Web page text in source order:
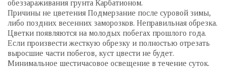
обеззараживания грунта Карбатионом.
Причины не цветения Подмерзание после суровой зимы,
либо поздних весенних заморозков. Неправильная обрезка.
Цветки появляются на молодых побегах прошлого года.
Если произвести жесткую обрезку и полностью отрезать
выросшие части побегов, куст цвести не будет.
Минимальное шестичасовое освещение в течение суток.